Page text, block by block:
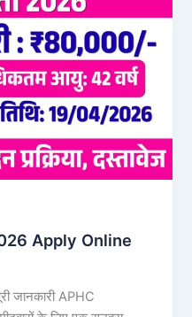
Apply Online
जानकारी APHC